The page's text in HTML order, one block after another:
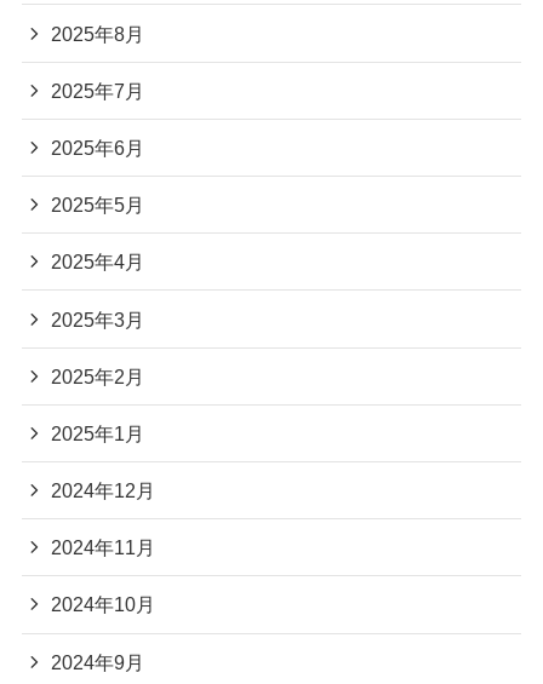
2025年8月
2025年7月
2025年6月
2025年5月
2025年4月
2025年3月
2025年2月
2025年1月
2024年12月
2024年11月
2024年10月
2024年9月